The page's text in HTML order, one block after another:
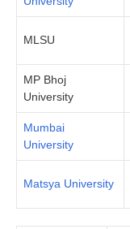
MLSU
MP Bhoj
University
Mumbai
University
Matsya University